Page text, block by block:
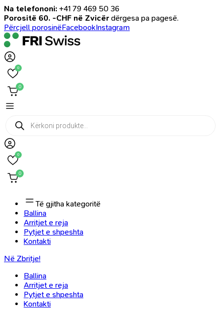
Na telefononi: +41 79 469 50 36
Porositë 60. -CHF në Zvicër dërgesa pa pagesë.
Përcjell porosinëFacebookInstagram
0
0
Products
search
0
0
Të gjitha kategoritë
Ballina
Arritjet e reja
Pytjet e shpeshta
Kontakti
Në Zbritje!
Ballina
Arritjet e reja
Pytjet e shpeshta
Kontakti